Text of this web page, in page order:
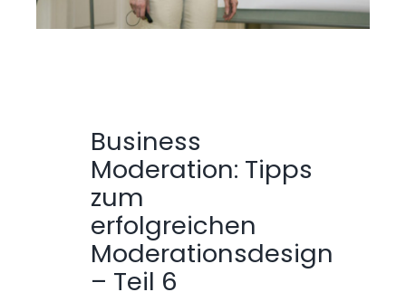
Business
Moderation: Tipps
zum
erfolgreichen
Moderationsdesign
– Teil 6